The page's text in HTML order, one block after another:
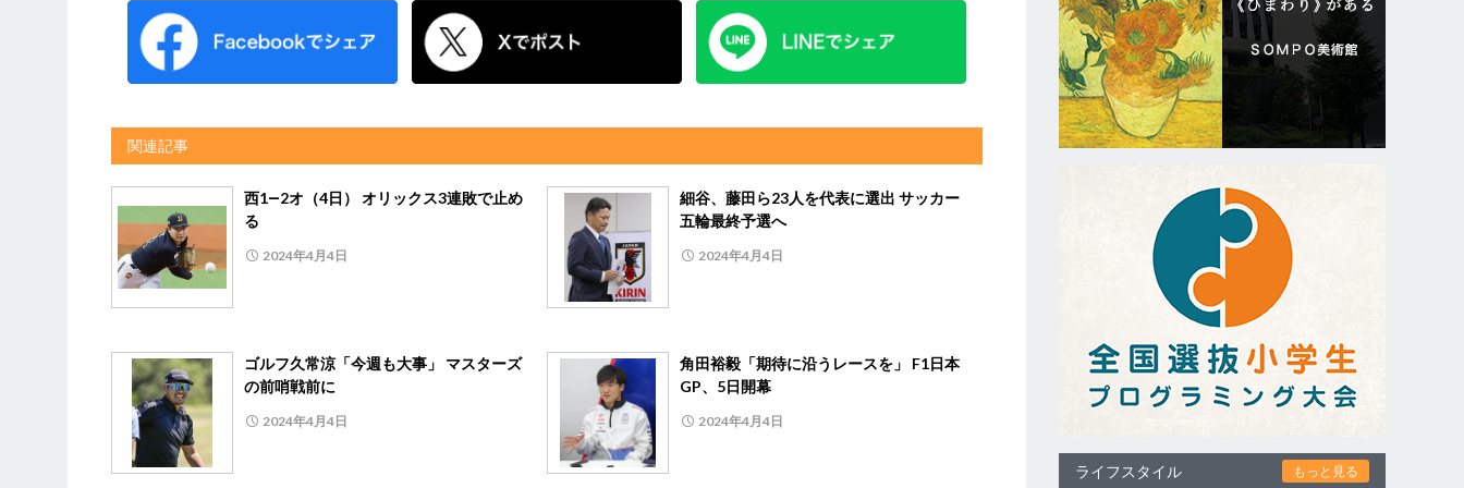
関連記事
西1―2オ（4日） オリックス3連敗で止め
る
2024年4月4日
細谷、藤田ら23人を代表に選出 サッカー
五輪最終予選へ
2024年4月4日
ゴルフ久常涼「今週も大事」 マスターズ
の前哨戦前に
2024年4月4日
角田裕毅「期待に沿うレースを」 F1日本
GP、5日開幕
2024年4月4日
ライフスタイル もっと見る